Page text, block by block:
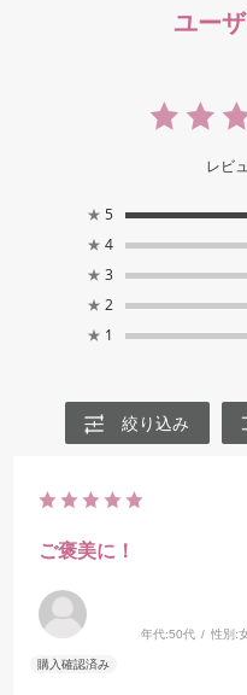
ユー
レビ
★ 5
★ 4
★ 3
★ 2
★ 1
絞り込み
ご褒美に！
年代:50代 性別: